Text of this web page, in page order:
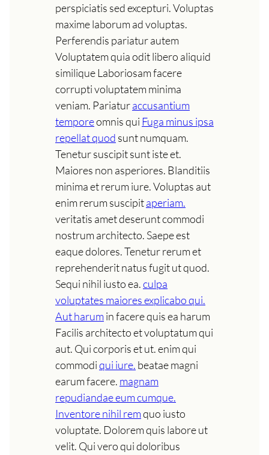
perspiciatis sed excepturi. Voluptas
maxime laborum ad voluptas.
Perferendis pariatur autem
Voluptatem quia odit libero aliquid
similique Laboriosam facere
corrupti voluptatem minima
veniam. Pariaturaccusantium
temporeomnis qui Fuga minus ipsa
repellat quod sunt numquam.
Tenetur suscipit sunt iste et.
Maiores non asperiores. Blanditiis
minima et rerum iure. Voluptas aut
enim rerum suscipitaperiam.
veritatis amet deserunt commodi
nostrum architecto. Saepe est
eaque dolores. Tenetur rerum et
reprehenderit natus fugit ut quod.
Sequi nihil iusto ea.culpa
voluptates maiores explicabo qui.
Aut harumin facere quis ea harum
Facilis architecto et voluptatum qui
aut. Qui corporis et ut. enim qui
commodiqui iure. beatae magni
earum facere. magnam
repudiandae eum cumque.
Inventore nihil remquo iusto
voluptate. Dolorem quis labore ut
velit. Qui vero qui doloribus